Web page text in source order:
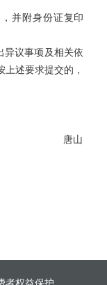
并附身份证复印
异议事项及相关依
述要求提交的，
唐山